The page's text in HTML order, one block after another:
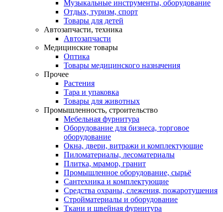
Музыкальные инструменты, оборудование
Отдых, туризм, спорт
Товары для детей
Автозапчасти, техника
Автозапчасти
Медицинские товары
Оптика
Товары медицинского назначения
Прочее
Растения
Тара и упаковка
Товары для животных
Промышленность, строительство
Мебельная фурнитура
Оборудование для бизнеса, торговое
оборудование
Окна, двери, витражи и комплектующие
Пиломатериалы, лесоматериалы
Плитка, мрамор, гранит
Промышленное оборудование, сырьё
Сантехника и комплектующие
Средства охраны, слежения, пожаротушения
Стройматериалы и оборудование
Ткани и швейная фурнитура